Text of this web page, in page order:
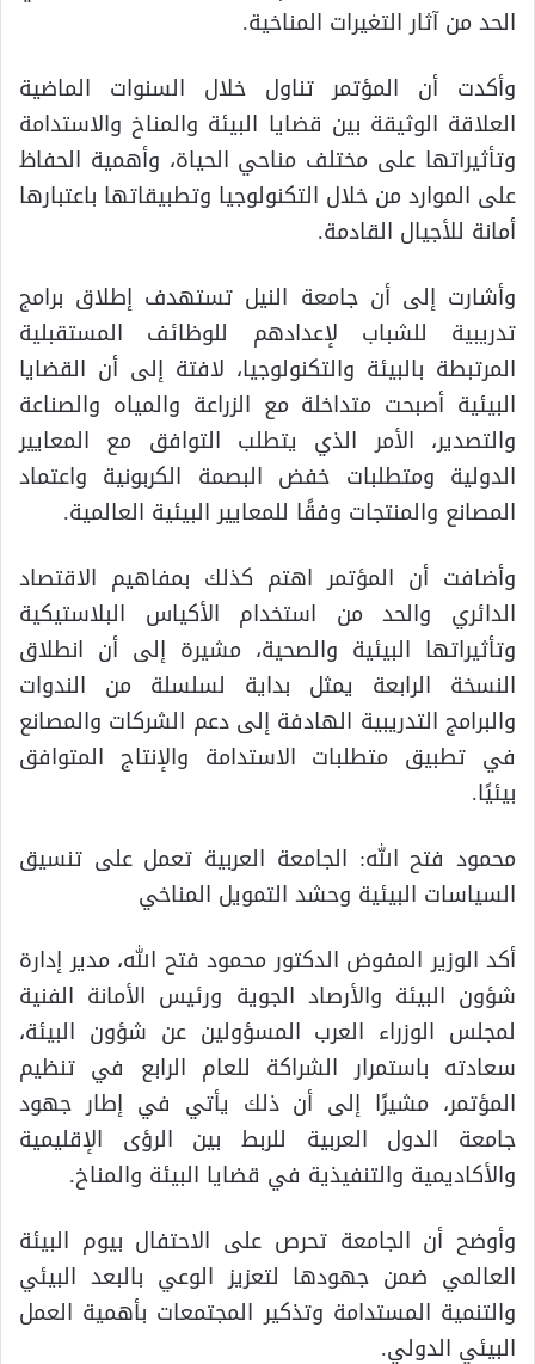
الحد من آثار التغيرات المناخية.
وأكدت أن المؤتمر تناول خلال السنوات الماضية
العلاقة الوثيقة بين قضايا البيئة والمناخ والاستدامة
وتأثيراتها على مختلف مناحي الحياة، وأهمية الحفاظ
على الموارد من خلال التكنولوجيا وتطبيقاتها باعتبارها
أمانة للأجيال القادمة.
وأشارت إلى أن جامعة النيل تستهدف إطلاق برامج
تدريبية للشباب لإعدادهم للوظائف المستقبلية
المرتبطة بالبيئة والتكنولوجيا، لافتة إلى أن القضايا
البيئية أصبحت متداخلة مع الزراعة والمياه والصناعة
والتصدير، الأمر الذي يتطلب التوافق مع المعايير
الدولية ومتطلبات خفض البصمة الكربونية واعتماد
المصانع والمنتجات وفقًا للمعايير البيئية العالمية.
وأضافت أن المؤتمر اهتم كذلك بمفاهيم الاقتصاد
الدائري والحد من استخدام الأكياس البلاستيكية
وتأثيراتها البيئية والصحية، مشيرة إلى أن انطلاق
النسخة الرابعة يمثل بداية لسلسلة من الندوات
والبرامج التدريبية الهادفة إلى دعم الشركات والمصانع
في تطبيق متطلبات الاستدامة والإنتاج المتوافق
بيئيًا.
محمود فتح الله: الجامعة العربية تعمل على تنسيق
السياسات البيئية وحشد التمويل المناخي
أكد الوزير المفوض الدكتور محمود فتح الله، مدير إدارة
شؤون البيئة والأرصاد الجوية ورئيس الأمانة الفنية
لمجلس الوزراء العرب المسؤولين عن شؤون البيئة،
سعادته باستمرار الشراكة للعام الرابع في تنظيم
المؤتمر، مشيرًا إلى أن ذلك يأتي في إطار جهود
جامعة الدول العربية للربط بين الرؤى الإقليمية
والأكاديمية والتنفيذية في قضايا البيئة والمناخ.
وأوضح أن الجامعة تحرص على الاحتفال بيوم البيئة
العالمي ضمن جهودها لتعزيز الوعي بالبعد البيئي
والتنمية المستدامة وتذكير المجتمعات بأهمية العمل
البيئي الدولي.